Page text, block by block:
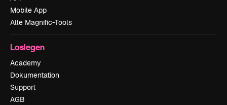
Mobile App
Alle Magnific-Tools
Loslegen
Academy
Dokumentation
Support
AGB